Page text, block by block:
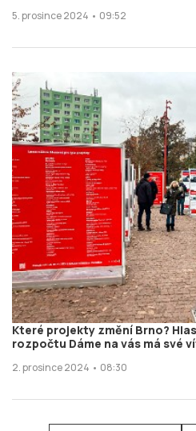
5. prosince 2024 • 09:52
Které projekty změní Brno?
rozpočtu Dáme na vás má své
2. prosince 2024 • 08:30